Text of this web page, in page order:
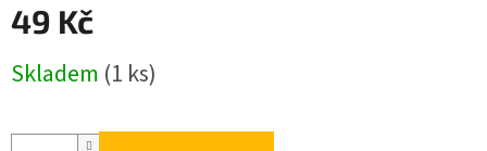
49 Kč
cena:
Skladem (1 ks)